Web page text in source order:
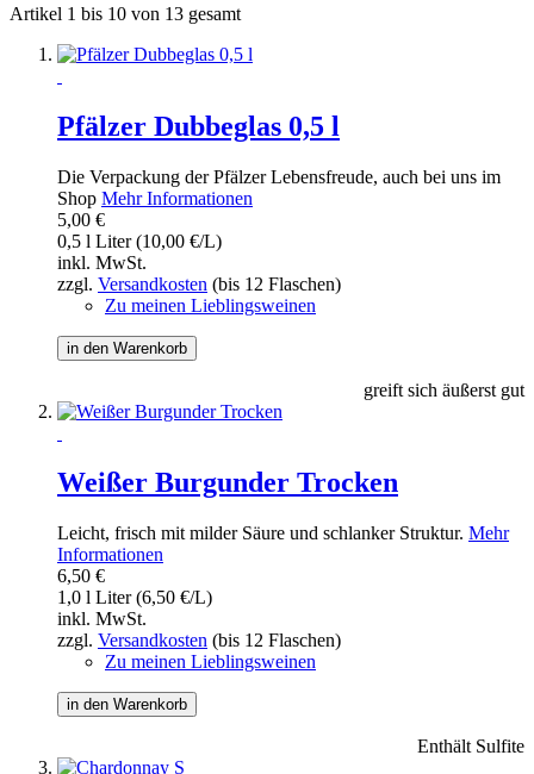
Artikel 1 bis 10 von 13 gesamt
Pfälzer Dubbeglas 0,5 l
Die Verpackung der Pfälzer Lebensfreude, auch bei uns im
Shop Mehr Informationen
5,00 €
0,5 l Liter (10,00 €/L)
inkl. MwSt.
zzgl. Versandkosten (bis 12 Flaschen)
Zu meinen Lieblingsweinen
in den Warenkorb
greift sich äußerst gut
Weißer Burgunder Trocken
Leicht, frisch mit milder Säure und schlanker Struktur. Mehr
Informationen
6,50 €
1,0 l Liter (6,50 €/L)
inkl. MwSt.
zzgl. Versandkosten (bis 12 Flaschen)
Zu meinen Lieblingsweinen
in den Warenkorb
Enthält Sulfite